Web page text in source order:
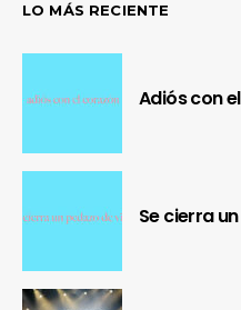
LO MÁS RECIENTE
Adiós con
Se cierra